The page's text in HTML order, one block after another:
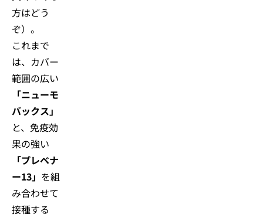
方はどう
ぞ）。
これまで
は、カバー
範囲の広い
「ニューモ
バックス」
と、免疫効
果の強い
「プレベナ
ー13」 を組
み合わせて
接種する